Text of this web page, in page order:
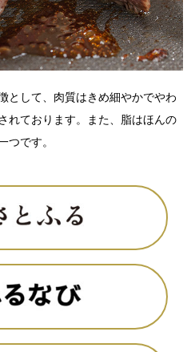
として、肉質はきめ細やかでやわ
れております。また、脂はほんの
つです。